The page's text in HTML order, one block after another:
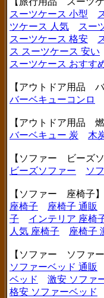
スーツケース 小型
ツケース 人気
スー
スーツケース 格安
ス スーツケース 安い
スーツケース おすす
【アウトドア用品
バーベキューコンロ
【アウトドア用品 燃
バーベキュー 炭
木
【ソファー ビーズソ
ビーズソファー
ソ
【ソファー 座椅子】
座椅子
座椅子 通販
子
インテリア 座椅
人気 座椅子
座椅子
【ソファー ソファー
ソファーベッド 通販
ベッド
激安 ソファ
格安 ソファーベッド